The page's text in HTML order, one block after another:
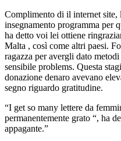
Complimento di il internet
insegnamento programma per
ha detto voi lei ottiene
Malta , così come altri paesi.
ragazza per avergli dato
sensibile problems. Questa
donazione denaro avevano
segno riguardo gratitudine.
“I get so many lettere da
permanentemente grato “, ha
appagante.”